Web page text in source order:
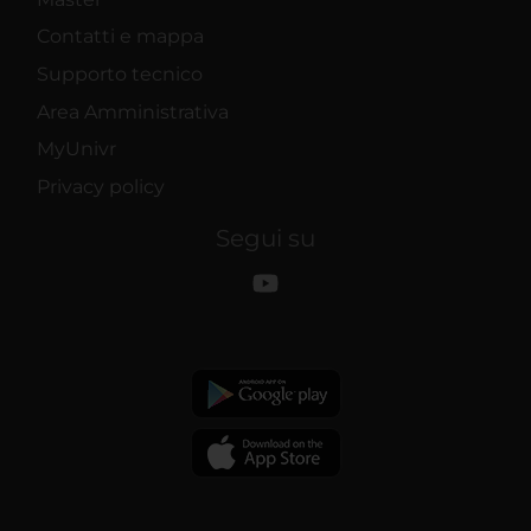
Contatti e mappa
Supporto tecnico
Area Amministrativa
MyUnivr
Privacy policy
Segui su